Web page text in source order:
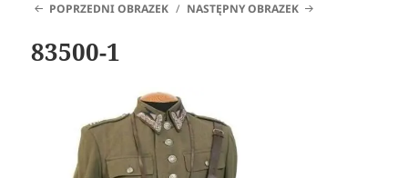
POPRZEDNI OBRAZEK NASTĘPNY OBRAZEK
83500-1